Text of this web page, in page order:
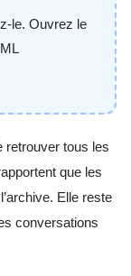
le. Ouvrez le
retrouver tous les
que les
Elle reste
conversations